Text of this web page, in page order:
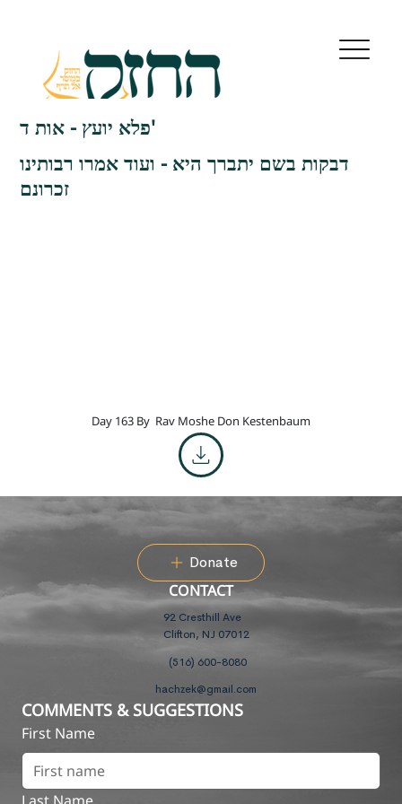
פלא יועץ - אות ד'
דבקות בשם יתברך היא - ועוד אמרו רבותינו
זכרונם
Day 163 By Rav Moshe Don Kestenbaum
Donate
CONTACT
92 Cresthill Ave
Clifton, NJ 07012
(516) 600-8080
hachzek@gmail.com
COMMENTS & SUGGESTIONS
First Name